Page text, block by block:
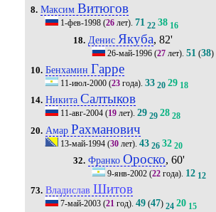
8. Максим Витюгов
1-фев-1998(26лет). 71 22 38 16
18. Денис Якуба, 82'
26-май-1996 (27 лет).51 (38)
10. Бенхамин Гарре
11-июл-2000(23года). 33 20 29 18
14. Никита Салтыков
11-авг-2004(19лет). 29 29 28 28
20. Амар Рахманович
13-май-1994(30лет). 43 26 32 20
32. Франко Ороско, 60'
9-янв-2002 (22 года). 12 12
73. Владислав Шитов
7-май-2003(21год). 49(47) 24 20 15